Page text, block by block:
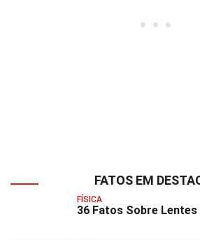
FATOS EM
FÍSICA
36 Fatos Sobre Lentes